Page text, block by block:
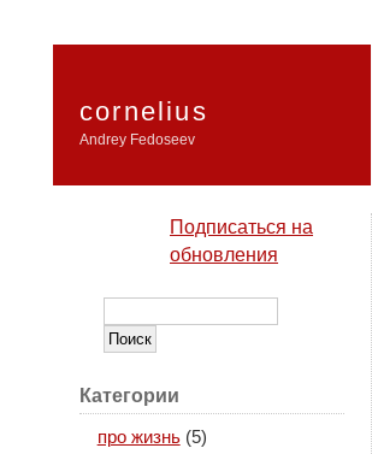
cornelius
Andrey Fedoseev
Подписаться на
обновления
Категории
про жизнь(5)